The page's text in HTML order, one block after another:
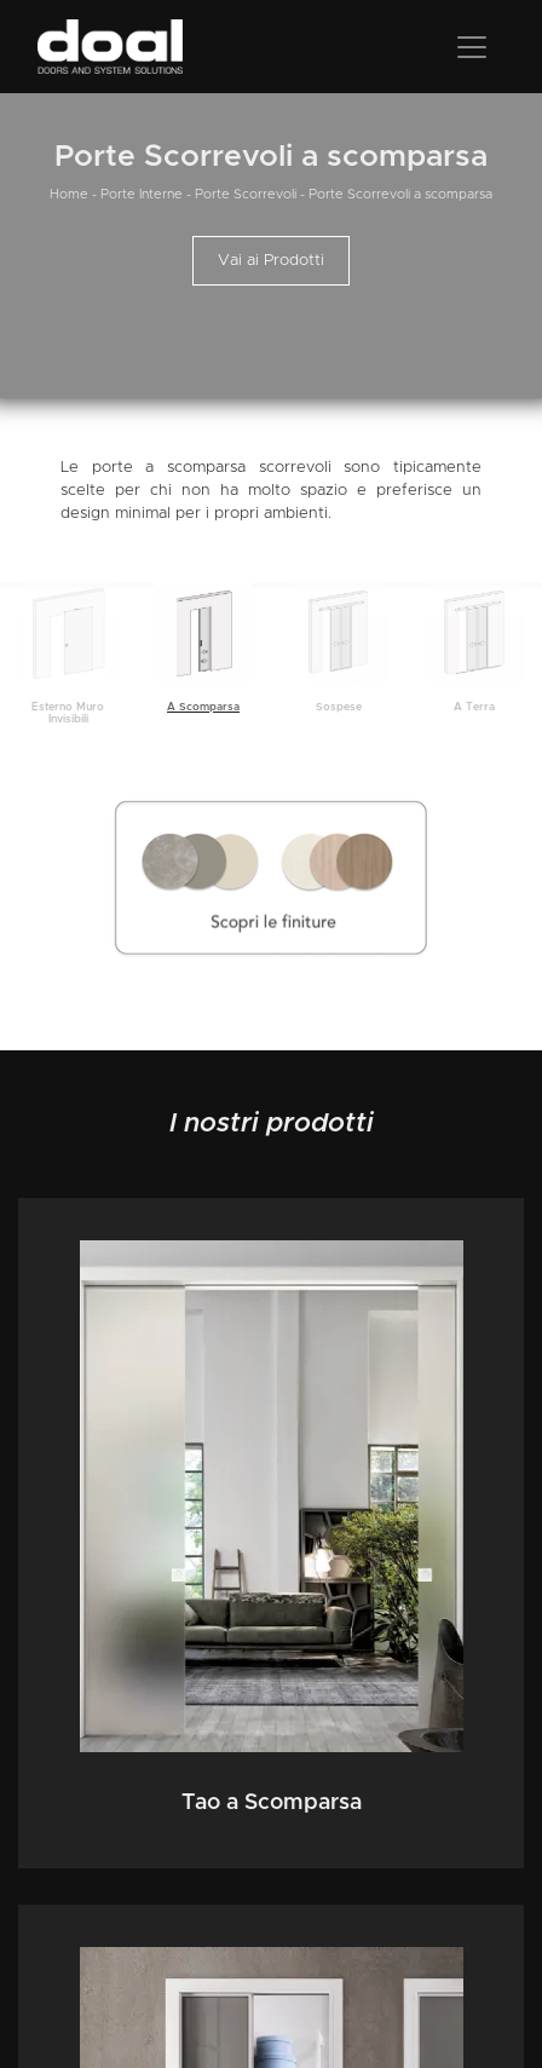
Porte Scorrevoli a scomparsa
Home - Porte Interne - Porte Scorrevoli - Porte Scorrevoli a scomparsa
Vai ai Prodotti
Le porte a scomparsa scorrevoli sono tipicamente
scelte per chi non ha molto spazio e preferisce un
design minimal per i propri ambienti.
Esterno Muro
Invisibili
A Scomparsa Sospese A Terra
I nostri prodotti
Tao a Scomparsa